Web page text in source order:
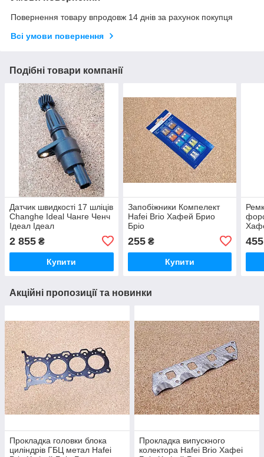
Повернення товару впродовж 14 днів за рахунок покупця
Всі умови повернення
Подібні товари компанії
Датчик швидкості 17 шліців
Changhe Ideal Чанге Ченч
Ідеал Ідеал
2 855 ₴
Купити
Запобіжники Компелект
Hafei Brio Хафей Брио
Бріо
255₴
Купити
455
Акційні пропозиції та новинки
Прокладка головки блока
циліндрів ГБЦ метал Hafei
Прокладка випускного
колектора Hafei Brio Хафеі